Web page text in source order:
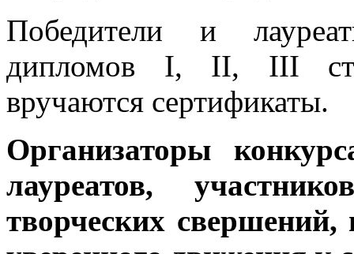
Победители и
дипломов I, II, III
вручаются сертификаты.
Организаторы
лауреатов,
творческих свершений,